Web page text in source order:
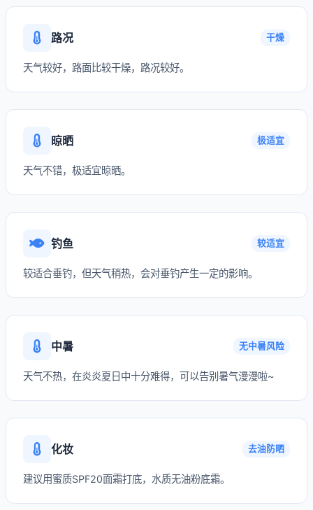
路况 干燥
天气较好，路面比较干燥，路况较好。
晾晒 极适宜
天气不错，极适宜晾晒。
钓鱼 较适宜
较适合垂钓，但天气稍热，会对垂钓产生一定的影响。
中暑 无中暑风险
天气不热，在炎炎夏日中十分难得，可以告别暑气漫漫啦~
化妆 去油防晒
建议用蜜质SPF20面霜打底，水质无油粉底霜。